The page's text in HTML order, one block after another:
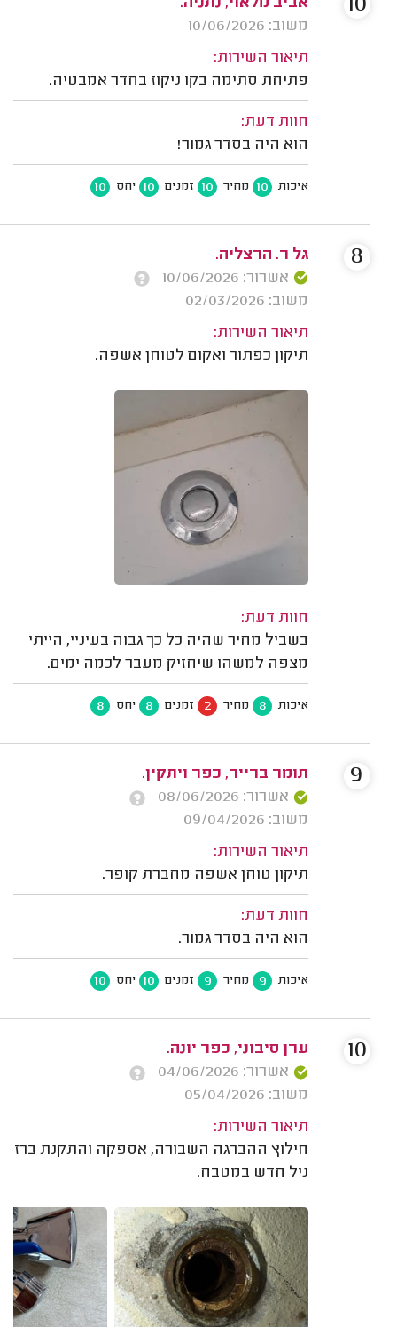
משוב: 10/06/2026
תיאור השירות:
פתיחת סתימה בקו ניקוז בחדר אמבטיה.
חוות דעת:
הוא היה בסדר גמור!
איכות 10 מחיר 10 זמנים 10 יחס 10
גל ר. הרצליה.
אשרור: 10/06/2026
משוב: 02/03/2026
תיאור השירות:
תיקון כפתור ואקום לטוחן אשפה.
חוות דעת:
בשביל מחיר שהיה כל כך גבוה בעיניי, הייתי
מצפה למשהו שיחזיק מעבר לכמה ימים.
איכות 8 מחיר 2 זמנים 8 יחס 8
8
תומר ברייר, כפר ויתקין.
אשרור: 08/06/2026
משוב: 09/04/2026
תיאור השירות:
תיקון טוחן אשפה מחברת קופר.
חוות דעת:
הוא היה בסדר גמור.
איכות 9 מחיר 9 זמנים 10 יחס 10
9
ערן סיבוני, כפר יונה.
אשרור: 04/06/2026
משוב: 05/04/2026
תיאור השירות:
חילוץ ההברגה השבורה, אספקה והתקנת ברז
ניל חדש במטבח.
10